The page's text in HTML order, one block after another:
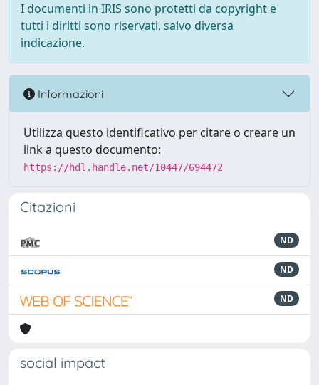
I documenti in IRIS sono protetti da copyright e
tutti i diritti sono riservati, salvo diversa
indicazione.
Informazioni
Utilizza questo identificativo per citare o creare un
link a questo documento:
https://hdl.handle.net/10447/694472
Citazioni
ND
ND
ND
social impact